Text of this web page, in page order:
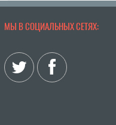
МЫ В СОЦИАЛЬНЫХ СЕТЯХ: